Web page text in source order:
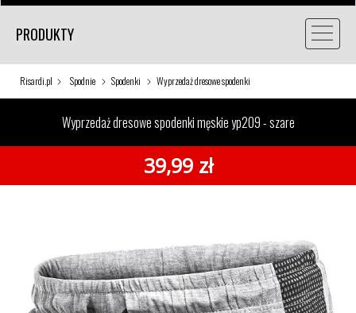
PRODUKTY
Risardi.pl Spodnie Spodenki Wyprzedaż dresowe spodenki
męskie yp209 - szareWyprzedaż dresowe spodenki męskie yp209 - szare
39,99 zł